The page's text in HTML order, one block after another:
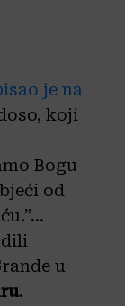
je na
koji
Bogu
od
u
.